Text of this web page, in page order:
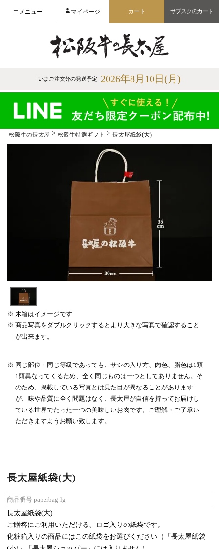
メニュー マイページ カート サブスクのカート
いまご注文分の発送予定 2026年8月10日(月)
松阪牛の長太屋 松阪牛特選ギフト 長太屋紙袋(大)
木箱はイメージです
商品写真をダブルクリックするとより大きな写真で確認すること
が出来ます。
同じ部位・同じ等級であっても、サシの入り方、肉色、脂色は1頭
1頭異なってくるため、全く同じものは一つとしてありません。そ
のため、掲載している写真とは見た目が異なることがあります
が、味や品質に全く問題はなく、長太屋が自信を持ってお届けし
ている世界でたった一つの美味しいお肉です。ご理解・ご了承い
ただきますようお願い致します。
長太屋紙袋(大)
商品番号 paperbag-lg
長太屋紙袋(大)
ご贈答にご利用いただける、ロゴ入りの紙袋です。
化粧箱入りの商品にはこの紙袋をお選びください（「長太屋紙袋